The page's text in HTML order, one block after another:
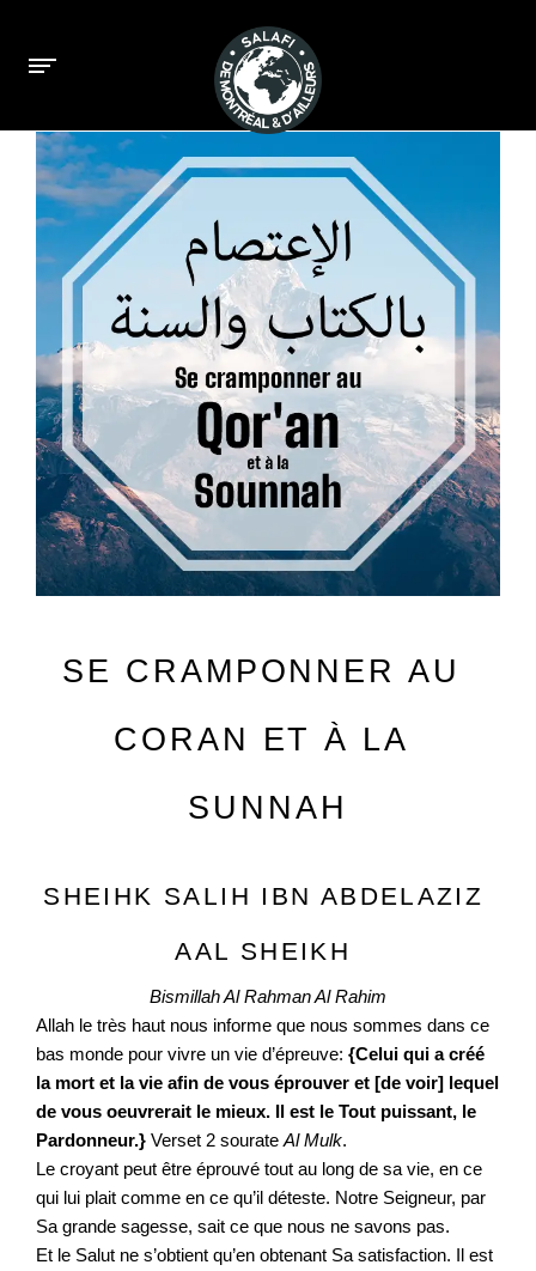
SE CRAMPONNER AU
CORAN ET À LA
SUNNAH
SHEIHK SALIH IBN ABDELAZIZ
AAL SHEIKH
Bismillah Al Rahman Al Rahim
Allah le très haut nous informe que nous sommes dans ce
bas monde pour vivre un vie d’épreuve: {Celui qui a créé
la mort et la vie afin de vous éprouver et [de voir] lequel
de vous oeuvrerait le mieux. Il est le Tout puissant, le
Pardonneur.} Verset 2 sourate Al Mulk.
Le croyant peut être éprouvé tout au long de sa vie, en ce
qui lui plait comme en ce qu’il déteste. Notre Seigneur, par
Sa grande sagesse, sait ce que nous ne savons pas.
Et le Salut ne s’obtient qu’en obtenant Sa satisfaction. Il est